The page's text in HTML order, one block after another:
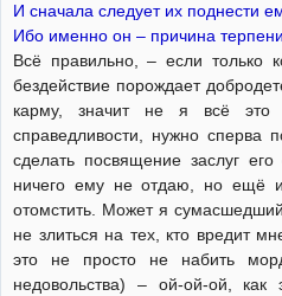
И сначала следует их поднести
Ибо именно он – причина
Всё правильно, – если только
бездействие порождает
карму, значит не я всё
справедливости, нужно сперва
сделать посвящение заслуг
ничего ему не отдаю, но ещё
отомстить. Может я
не злиться на тех, кто вредит
это не просто не набить
недовольства) – ой-ой-ой, как